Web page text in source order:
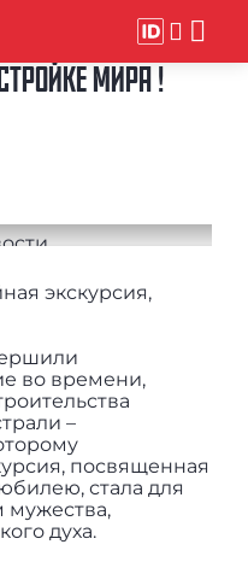
МИРА !
экскурсия,
во времени,
–
посвященная
стала для
мужества,
духа.